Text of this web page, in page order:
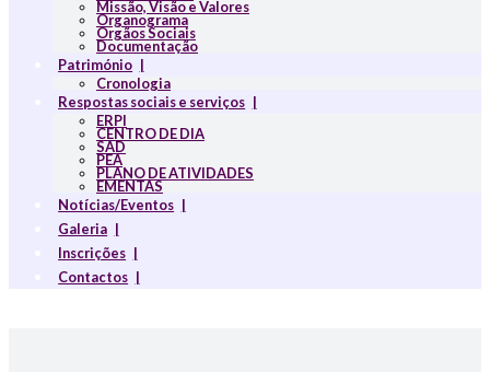
Missão, Visão e Valores
Organograma
Orgãos Sociais
Documentação
Património
Cronologia
Respostas sociais e serviços
ERPI
CENTRO DE DIA
SAD
PEA
PLANO DE ATIVIDADES
EMENTAS
Notícias/Eventos
Galeria
Inscrições
Contactos